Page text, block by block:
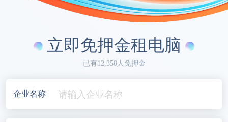
立即免押金租电脑
已有12,358人免押金
企业名称